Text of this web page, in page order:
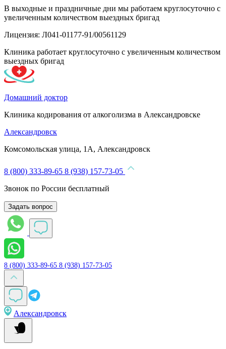
В выходные и праздничные дни мы работаем круглосуточно с
увеличенным количеством выездных бригад
Лицензия: Л041-01177-91/00561129
Клиника работает круглосуточно с увеличенным количеством
выездных бригад
Домашний доктор
Клиника кодирования от алкоголизма в Александровске
Александровск
Комсомольская улица, 1А, Александровск
8 (800) 333-89-65 8 (938) 157-73-05
Звонок по России бесплатный
Задать вопрос
8 (800) 333-89-65 8 (938) 157-73-05
Александровск